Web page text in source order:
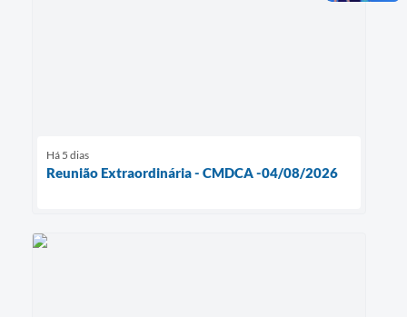
Há 5 dias
Reunião Extraordinária - CMDCA -04/08/2026